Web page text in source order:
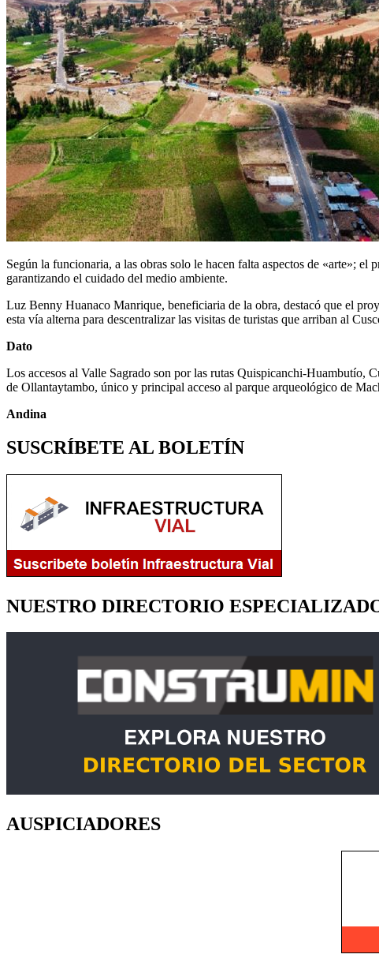
Según la funcionaria, a las obras solo le hacen falta aspectos de «arte»;
garantizando el cuidado del medio ambiente.
Luz Benny Huanaco Manrique, beneficiaria de la obra, destacó que el
esta vía alterna para descentralizar las visitas de turistas que arriban al
Dato
Los accesos al Valle Sagrado son por las rutas Quispicanchi-Huambutío,
de Ollantaytambo, único y principal acceso al parque arqueológico de
Andina
SUSCRÍBETE AL BOLETÍN
NUESTRO DIRECTORIO
AUSPICIADORES